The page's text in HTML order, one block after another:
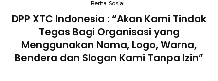
Berita
Terkait “XTC Sexy Road”, Ketua
Pendiri : “Penggunaan Nama
Telah Melanggar Ketentuan
Perundang-undangan”